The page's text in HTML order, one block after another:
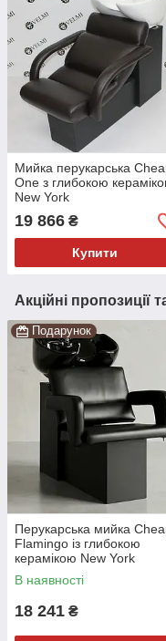
Мийка перукарська
One з глибокою
New York
19 866 ₴
Купити
Акційні пропозиції
Подарунок
Перукарська мийка
Flamingo із глибокою
керамікою New York
В наявності
18 241 ₴